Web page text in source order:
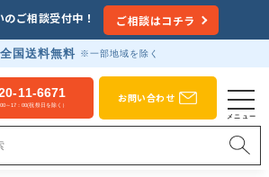
のご相談受付中！ ご相談はコチラ
全国送料無料 ※一部地域を除く
11-6671
～17：00(祝祭日を除く）
お問い合わせ